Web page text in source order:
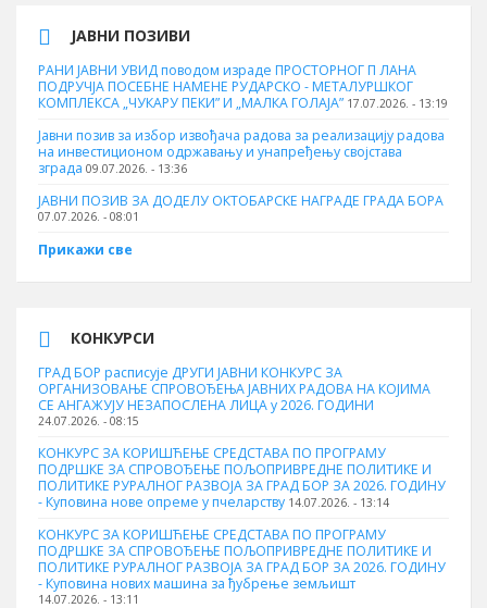
ЈАВНИ ПОЗИВИ
РАНИ ЈАВНИ УВИД поводом израде ПРОСТОРНОГ П ЛАНА
ПОДРУЧЈА ПОСЕБНЕ НАМЕНЕ РУДАРСКО - МЕТАЛУРШКОГ
КОМПЛЕКСА „ЧУКАРУ ПЕКИ” И „МАЛКА ГОЛАЈА” 17.07.2026. - 13:19
Јавни позив за избор извођача радова за реализацију радова
на инвестиционом одржавању и унапређењу својстава
зграда 09.07.2026. - 13:36
ЈАВНИ ПОЗИВ ЗА ДОДЕЛУ ОКТOБАРСКЕ НАГРАДЕ ГРАДА БОРА
07.07.2026. - 08:01
Прикажи све
КОНКУРСИ
ГРАД БОР расписује ДРУГИ ЈАВНИ КОНКУРС ЗА
ОРГАНИЗОВАЊЕ СПРОВОЂЕЊА ЈАВНИХ РАДОВА НА КОЈИМА
СЕ АНГАЖУЈУ НЕЗАПОСЛЕНА ЛИЦА у 2026. ГОДИНИ
24.07.2026. - 08:15
КОНКУРС ЗА КОРИШЋЕЊЕ СРЕДСТАВА ПО ПРОГРАМУ
ПОДРШКЕ ЗА СПРОВОЂЕЊЕ ПОЉОПРИВРЕДНЕ ПОЛИТИКЕ И
ПОЛИТИКЕ РУРАЛНОГ РАЗВОЈА ЗА ГРАД БОР ЗА 2026. ГОДИНУ
- Куповина нове опреме у пчеларству 14.07.2026. - 13:14
КОНКУРС ЗА КОРИШЋЕЊЕ СРЕДСТАВА ПО ПРОГРАМУ
ПОДРШКЕ ЗА СПРОВОЂЕЊЕ ПОЉОПРИВРЕДНЕ ПОЛИТИКЕ И
ПОЛИТИКЕ РУРАЛНОГ РАЗВОЈА ЗА ГРАД БОР ЗА 2026. ГОДИНУ
- Куповина нових машина за ђубрење земљишт
14.07.2026. - 13:11